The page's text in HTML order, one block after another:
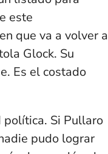
este
que va a volver a
Glock. Su
Es el costado
Si Pullaro
pudo lograr